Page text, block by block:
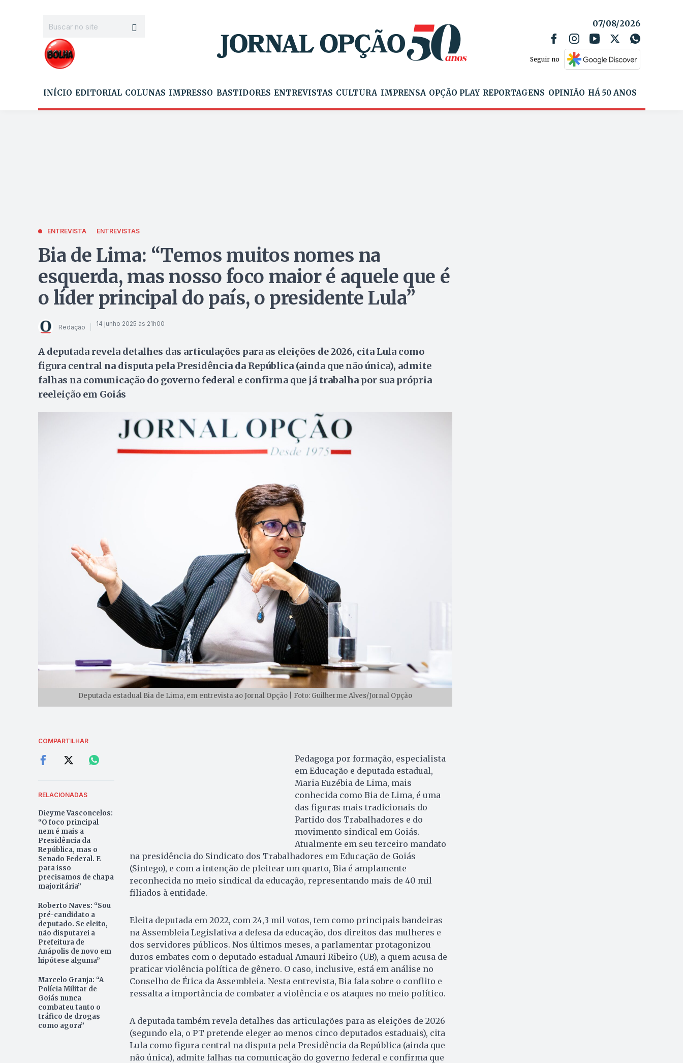
07/08/2026
Seguir no
INÍCIO EDITORIAL COLUNAS IMPRESSO BASTIDORES ENTREVISTAS CULTURA IMPRENSA OPÇÃO PLAY REPORTAGENS OPINIÃO HÁ 50 ANOS
ENTREVISTA ENTREVISTAS
Bia de Lima: “Temos muitos nomes na
esquerda, mas nosso foco maior é aquele que é
o líder principal do país, o presidente Lula”
Redação 14 junho 2025 às 21h00
A deputada revela detalhes das articulações para as eleições de 2026, cita Lula como
figura central na disputa pela Presidência da República (ainda que não única), admite
falhas na comunicação do governo federal e confirma que já trabalha por sua própria
reeleição em Goiás
Deputada estadual Bia de Lima, em entrevista ao Jornal Opção | Foto: Guilherme Alves/Jornal Opção
COMPARTILHAR
RELACIONADAS
Dieyme Vasconcelos:
“O foco principal
nem é mais a
Presidência da
República, mas o
Senado Federal. E
para isso
precisamos de chapa
majoritária”
Roberto Naves: “Sou
pré-candidato a
deputado. Se eleito,
não disputarei a
Prefeitura de
Anápolis de novo em
hipótese alguma”
Marcelo Granja: “A
Polícia Militar de
Goiás nunca
combateu tanto o
tráfico de drogas
como agora”
Pedagoga por formação, especialista
em Educação e deputada estadual,
Maria Euzébia de Lima, mais
conhecida como Bia de Lima, é uma
das figuras mais tradicionais do
Partido dos Trabalhadores e do
movimento sindical em Goiás.
Atualmente em seu terceiro mandato
na presidência do Sindicato dos Trabalhadores em Educação de Goiás
(Sintego), e com a intenção de pleitear um quarto, Bia é amplamente
reconhecida no meio sindical da educação, representando mais de 40 mil
filiados à entidade.
Eleita deputada em 2022, com 24,3 mil votos, tem como principais bandeiras
na Assembleia Legislativa a defesa da educação, dos direitos das mulheres e
dos servidores públicos. Nos últimos meses, a parlamentar protagonizou
duros embates com o deputado estadual Amauri Ribeiro (UB), a quem acusa de
praticar violência política de gênero. O caso, inclusive, está em análise no
Conselho de Ética da Assembleia. Nesta entrevista, Bia fala sobre o conflito e
ressalta a importância de combater a violência e os ataques no meio político.
A deputada também revela detalhes das articulações para as eleições de 2026
(segundo ela, o PT pretende eleger ao menos cinco deputados estaduais), cita
Lula como figura central na disputa pela Presidência da República (ainda que
não única), admite falhas na comunicação do governo federal e confirma que